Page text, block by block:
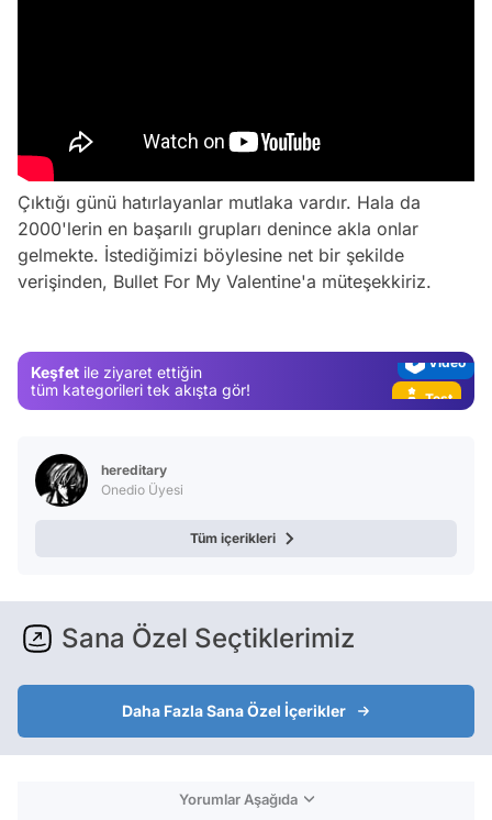
Çıktığı günü hatırlayanlar mutlaka vardır. Hala da
2000'lerin en başarılı grupları denince akla onlar
gelmekte. İstediğimizi böylesine net bir şekilde
verişinden, Bullet For My Valentine'a müteşekkiriz.
Keşfet ile ziyaret ettiğin
tüm kategorileri tek akışta gör!
Gündem
Test
hereditary
Onedio Üyesi
Tüm içerikleri
Sana Özel Seçtiklerimiz
Daha Fazla Sana Özel İçerikler
Yorumlar Aşağıda